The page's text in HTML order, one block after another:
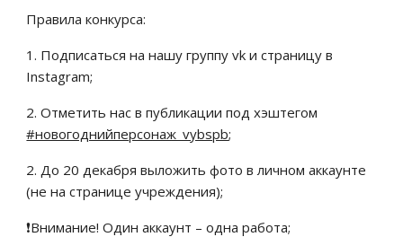
Правила конкурса:
1. Подписаться на нашу группу vk и страницу в
Instagram;
#новогоднийперсонаж_vybspb;
2. До 20 декабря выложить фото в личном аккаунте
(не на странице учреждения);
❗Внимание! Один аккаунт – одна работа;